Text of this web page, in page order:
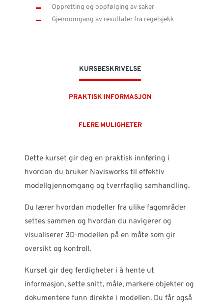
Sverige UK
Oppretting og oppfølging av saker​
Gjennomgang av resultater fra regelsjekk
KURSBESKRIVELSE
PRAKTISK INFORMASJON
FLERE MULIGHETER
Dette kurset gir deg en praktisk innføring i
hvordan du bruker Navisworks til effektiv
modellgjennomgang og tverrfaglig samhandling.
Du lærer hvordan modeller fra ulike fagområder
settes sammen og hvordan du navigerer og
visualiserer 3D-modellen på en måte som gir
oversikt og kontroll.
Kurset gir deg ferdigheter i å hente ut
informasjon, sette snitt, måle, markere objekter og
dokumentere funn direkte i modellen. Du får også